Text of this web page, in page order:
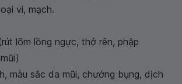
vi, mạch.
lõm lồng ngực, thở rên, phập
màu sắc da mũi, chướng bụng, dịch